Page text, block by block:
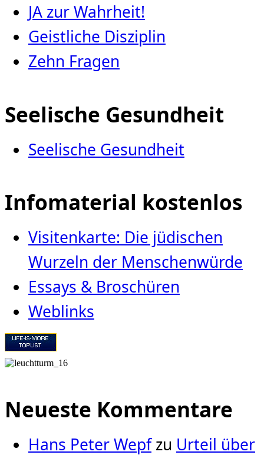
JA zur Wahrheit!
Geistliche Disziplin
Zehn Fragen
Seelische Gesundheit
Seelische Gesundheit
Infomaterial kostenlos
Visitenkarte: Die jüdischen
Wurzeln der Menschenwürde
Essays & Broschüren
Weblinks
Neueste Kommentare
Hans Peter Wepfzu Urteil über